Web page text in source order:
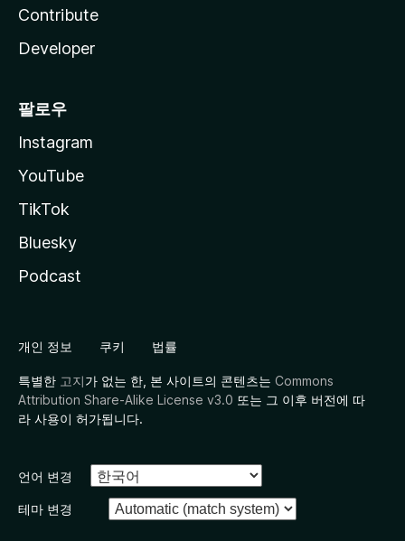
Contribute
Developer
팔로우
Instagram
YouTube
TikTok
Bluesky
Podcast
개인 정보 쿠키 법률
특별한 고지가 없는 한, 본 사이트의 콘텐츠는 Commons
Attribution Share-Alike License v3.0 또는 그 이후 버전에 따
라 사용이 허가됩니다.
언어 변경
테마 변경